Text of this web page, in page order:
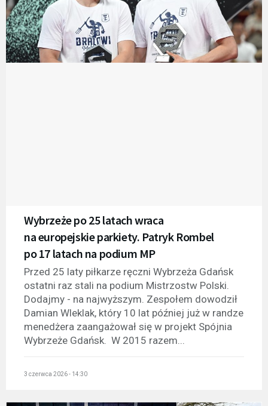
Wybrzeże po 25 latach wraca
na europejskie parkiety. Patryk Rombel
po 17 latach na podium MP
Przed 25 laty piłkarze ręczni Wybrzeża Gdańsk
ostatni raz stali na podium Mistrzostw Polski.
Dodajmy - na najwyższym. Zespołem dowodził
Damian Wleklak, który 10 lat później już w randze
menedżera zaangażował się w projekt Spójnia
Wybrzeże Gdańsk. W 2015 razem...
3 czerwca 2026 - 14:30